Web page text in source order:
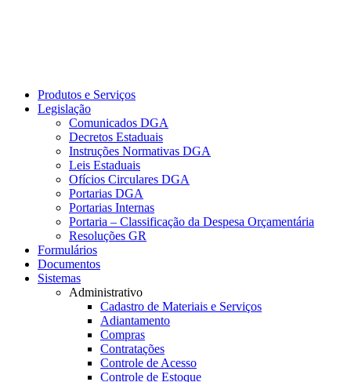
Produtos e Serviços
Legislação
Comunicados DGA
Decretos Estaduais
Instruções Normativas DGA
Leis Estaduais
Ofícios Circulares DGA
Portarias DGA
Portarias Internas
Portaria – Classificação da Despesa Orçamentária
Resoluções GR
Formulários
Documentos
Sistemas
Administrativo
Cadastro de Materiais e Serviços
Adiantamento
Compras
Contratações
Controle de Acesso
Controle de Estoque